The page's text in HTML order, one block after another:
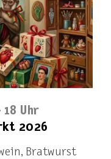
18 Uhr
2026
Bratwurst